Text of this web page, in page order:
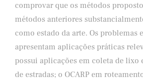
comprovar que os métodos
métodos anteriores
como estado da arte. Os problemas
apresentam aplicações práticas
possui aplicações em coleta de lixo
de estradas; o OCARP em